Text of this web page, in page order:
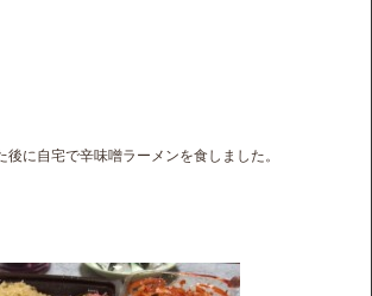
に自宅で辛味噌ラーメンを食しました。